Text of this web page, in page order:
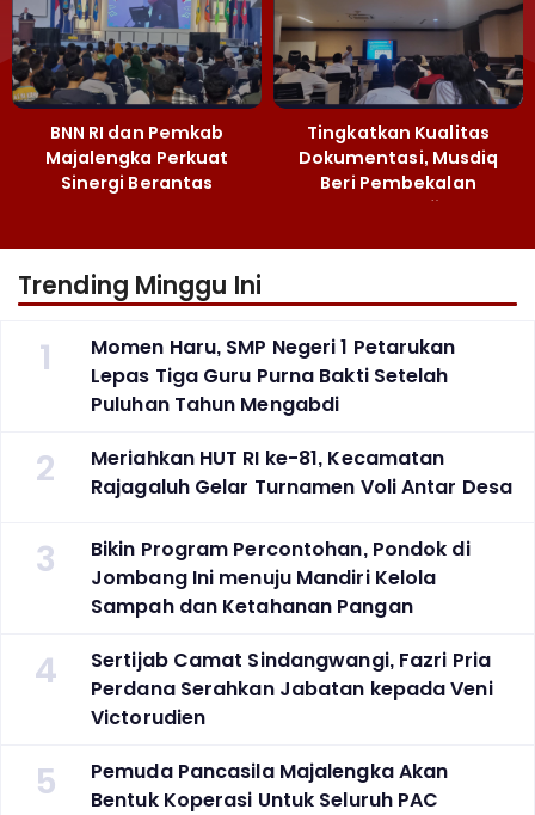
BNN RI dan Pemkab
Majalengka Perkuat
Sinergi Berantas
Tingkatkan Kualitas
Dokumentasi, Musdiq
Beri Pembekalan
Fotografi ‎
Trending Minggu Ini
1
Momen Haru, SMP Negeri 1 Petarukan
Lepas Tiga Guru Purna Bakti Setelah
Puluhan Tahun Mengabdi
2
Meriahkan HUT RI ke-81, Kecamatan
Rajagaluh Gelar Turnamen Voli Antar Desa
3
Bikin Program Percontohan, Pondok di
Jombang Ini menuju Mandiri Kelola
Sampah dan Ketahanan Pangan
4
Sertijab Camat Sindangwangi, Fazri Pria
Perdana Serahkan Jabatan kepada Veni
Victorudien
5
Pemuda Pancasila Majalengka Akan
Bentuk Koperasi Untuk Seluruh PAC